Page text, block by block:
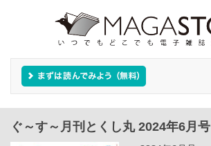
ぐ～す～月刊とくし丸 2024年6月号